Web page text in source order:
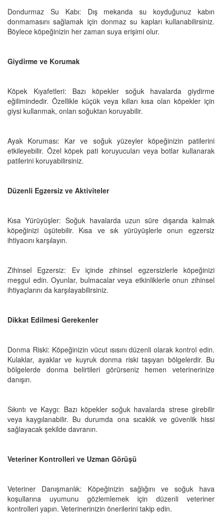
Dondurmaz Su Kabı: Dış mekanda su koyduğunuz kabın
donmamasını sağlamak için donmaz su kapları kullanabilirsiniz.
Böylece köpeğinizin her zaman suya erişimi olur.
Giydirme ve Korumak
Köpek Kıyafetleri: Bazı köpekler soğuk havalarda giydirme
eğilimindedir. Özellikle küçük veya kılları kısa olan köpekler için
giysi kullanmak, onları soğuktan koruyabilir.
Ayak Koruması: Kar ve soğuk yüzeyler köpeğinizin patilerini
etkileyebilir. Özel köpek pati koruyucuları veya botlar kullanarak
patilerini koruyabilirsiniz.
Düzenli Egzersiz ve Aktiviteler
Kısa Yürüyüşler: Soğuk havalarda uzun süre dışarıda kalmak
köpeğinizi üşütebilir. Kısa ve sık yürüyüşlerle onun egzersiz
ihtiyacını karşılayın.
Zihinsel Egzersiz: Ev içinde zihinsel egzersizlerle köpeğinizi
meşgul edin. Oyunlar, bulmacalar veya etkinliklerle onun zihinsel
ihtiyaçlarını da karşılayabilirsiniz.
Dikkat Edilmesi Gerekenler
Donma Riski: Köpeğinizin vücut ısısını düzenli olarak kontrol edin.
Kulaklar, ayaklar ve kuyruk donma riski taşıyan bölgelerdir. Bu
bölgelerde donma belirtileri görürseniz hemen veterinerinize
danışın.
Sıkıntı ve Kaygı: Bazı köpekler soğuk havalarda strese girebilir
veya kaygılanabilir. Bu durumda ona sıcaklık ve güvenlik hissi
sağlayacak şekilde davranın.
Veteriner Kontrolleri ve Uzman Görüşü
Veteriner Danışmanlık: Köpeğinizin sağlığını ve soğuk hava
koşullarına uyumunu gözlemlemek için düzenli veteriner
kontrolleri yapın. Veterinerinizin önerilerini takip edin.